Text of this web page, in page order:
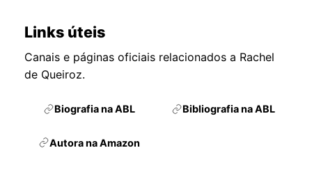
Links úteis
Canais e páginas oficiais relacionados a Rachel
de Queiroz.
Biografia na ABL Bibliografia na ABL
Autora na Amazon